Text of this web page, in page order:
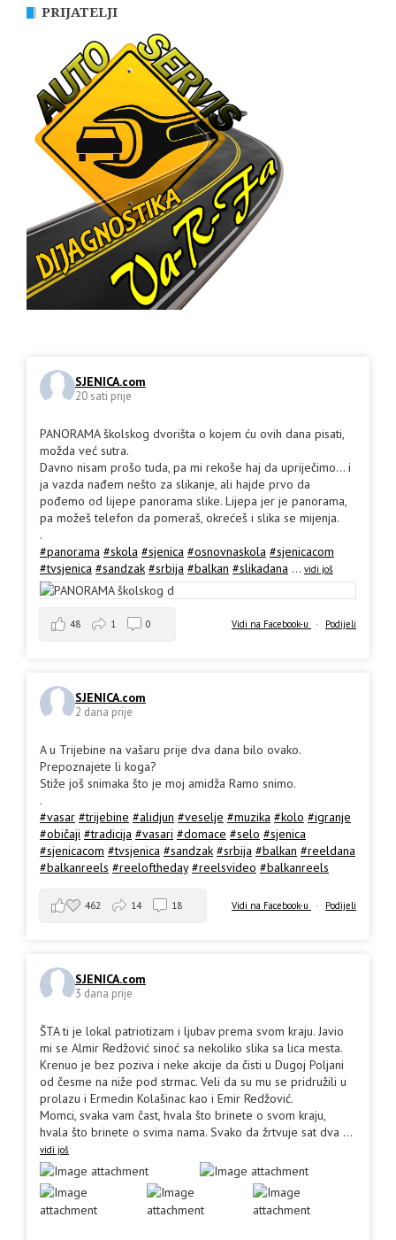
PRIJATELJI
SJENICA.com
20 sati prije
PANORAMA školskog dvorišta o kojem ću ovih dana pisati,
možda već sutra.
Davno nisam prošo tuda, pa mi rekoše haj da upriječimo... i
ja vazda nađem nešto za slikanje, ali hajde prvo da
pođemo od lijepe panorama slike. Lijepa jer je panorama,
pa možeš telefon da pomeraš, okrećeš i slika se mijenja.
.
#panorama #skola #sjenica #osnovnaskola #sjenicacom
#tvsjenica #sandzak #srbija #balkan #slikadana ... vidi još
Vidi na Facebook-u · Podijeli
48 1 0
SJENICA.com
2 dana prije
A u Trijebine na vašaru prije dva dana bilo ovako.
Prepoznajete li koga?
Stiže još snimaka što je moj amidža Ramo snimo.
.
#vasar #trijebine #alidjun #veselje #muzika #kolo #igranje
#običaji #tradicija #vasari #domace #selo #sjenica
#sjenicacom #tvsjenica #sandzak #srbija #balkan #reeldana
#balkanreels #reeloftheday #reelsvideo #balkanreels
Vidi na Facebook-u · Podijeli
462 14 18
SJENICA.com
3 dana prije
ŠTA ti je lokal patriotizam i ljubav prema svom kraju. Javio
mi se Almir Redžović sinoć sa nekoliko slika sa lica mesta.
Krenuo je bez poziva i neke akcije da čisti u Dugoj Poljani
od česme na niže pod strmac. Veli da su mu se pridružili u
prolazu i Ermedin Kolašinac kao i Emir Redžović.
Momci, svaka vam čast, hvala što brinete o svom kraju,
hvala što brinete o svima nama. Svako da žrtvuje sat dva ...
vidi još